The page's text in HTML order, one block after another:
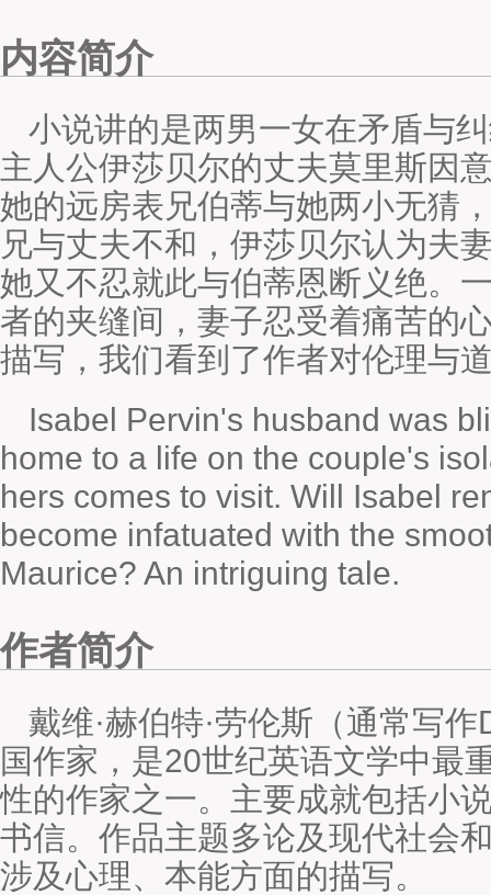
内容简介
小说讲的是两男一女在矛盾与
主人公伊莎贝尔的丈夫莫里斯因
她的远房表兄伯蒂与她两小无猜
兄与丈夫不和，伊莎贝尔认为夫
她又不忍就此与伯蒂恩断义绝。
者的夹缝间，妻子忍受着痛苦的
描写，我们看到了作者对伦理与
Isabel Pervin's husband was
home to a life on the couple's
hers comes to visit. Will Isabel
become infatuated with the
Maurice? An intriguing tale.
作者简介
戴维·赫伯特·劳伦斯（通常写
国作家，是20世纪英语文学中最
性的作家之一。主要成就包括小
书信。作品主题多论及现代社会
涉及心理、本能方面的描写。